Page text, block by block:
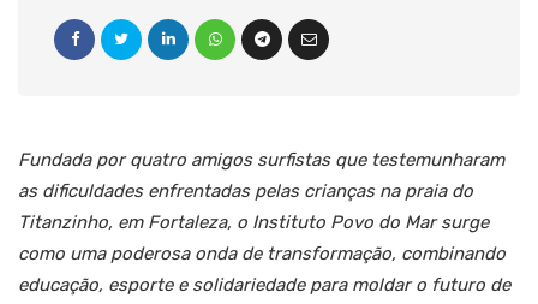
Fundada por quatro amigos surfistas que testemunharam
as dificuldades enfrentadas pelas crianças na praia do
Titanzinho, em Fortaleza, o Instituto Povo do Mar surge
como uma poderosa onda de transformação, combinando
educação, esporte e solidariedade para moldar o futuro de